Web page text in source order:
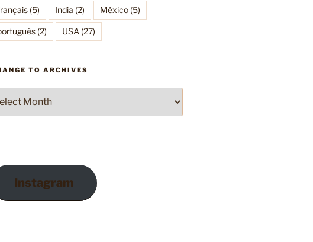
(5) India (2) México(5)
(2) USA(27)
TO ARCHIVES
Instagram